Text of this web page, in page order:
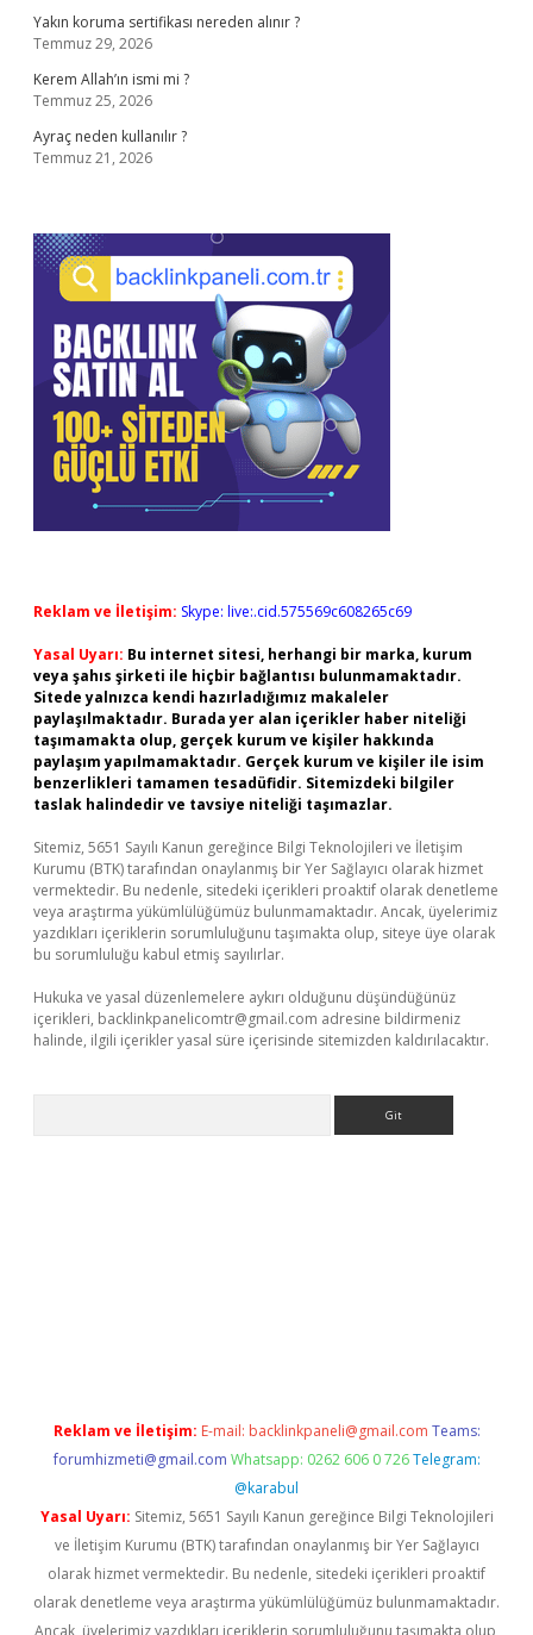
Yakın koruma sertifikası nereden alınır ?
Temmuz 29, 2026
Kerem Allah’ın ismi mi ?
Temmuz 25, 2026
Ayraç neden kullanılır ?
Temmuz 21, 2026
Reklam ve İletişim: Skype: live:.cid.575569c608265c69
Yasal Uyarı: Bu internet sitesi, herhangi bir marka, kurum
veya şahıs şirketi ile hiçbir bağlantısı bulunmamaktadır.
Sitede yalnızca kendi hazırladığımız makaleler
paylaşılmaktadır. Burada yer alan içerikler haber niteliği
taşımamakta olup, gerçek kurum ve kişiler hakkında
paylaşım yapılmamaktadır. Gerçek kurum ve kişiler ile isim
benzerlikleri tamamen tesadüfidir. Sitemizdeki bilgiler
taslak halindedir ve tavsiye niteliği taşımazlar.
Sitemiz, 5651 Sayılı Kanun gereğince Bilgi Teknolojileri ve İletişim
Kurumu (BTK) tarafından onaylanmış bir Yer Sağlayıcı olarak hizmet
vermektedir. Bu nedenle, sitedeki içerikleri proaktif olarak denetleme
veya araştırma yükümlülüğümüz bulunmamaktadır. Ancak, üyelerimiz
yazdıkları içeriklerin sorumluluğunu taşımakta olup, siteye üye olarak
bu sorumluluğu kabul etmiş sayılırlar.
Hukuka ve yasal düzenlemelere aykırı olduğunu düşündüğünüz
içerikleri, backlinkpanelicomtr@gmail.com adresine bildirmeniz
halinde, ilgili içerikler yasal süre içerisinde sitemizden kaldırılacaktır.
Reklam ve İletişim: E-mail: backlinkpaneli@gmail.com Teams:
forumhizmeti@gmail.com Whatsapp: 0262 606 0 726 Telegram:
@karabul
Yasal Uyarı: Sitemiz, 5651 Sayılı Kanun gereğince Bilgi Teknolojileri
ve İletişim Kurumu (BTK) tarafından onaylanmış bir Yer Sağlayıcı
olarak hizmet vermektedir. Bu nedenle, sitedeki içerikleri proaktif
olarak denetleme veya araştırma yükümlülüğümüz bulunmamaktadır.
Ancak, üyelerimiz yazdıkları içeriklerin sorumluluğunu taşımakta olup,